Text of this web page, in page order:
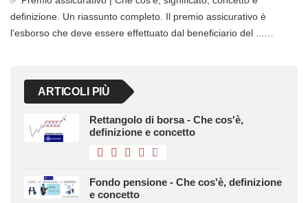
definizione. Un riassunto completo. Il premio assicurativo è
l'esborso che deve essere effettuato dal beneficiario del ...…
ARTICOLI PIÙ
Rettangolo di borsa - Che cos'è,
definizione e concetto
Fondo pensione - Che cos'è, definizione
e concetto